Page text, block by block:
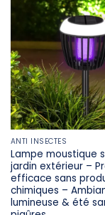
ANTI INSECTES
Lampe moustique
jardin extérieur –
efficace sans
chimiques –
lumineuse & été